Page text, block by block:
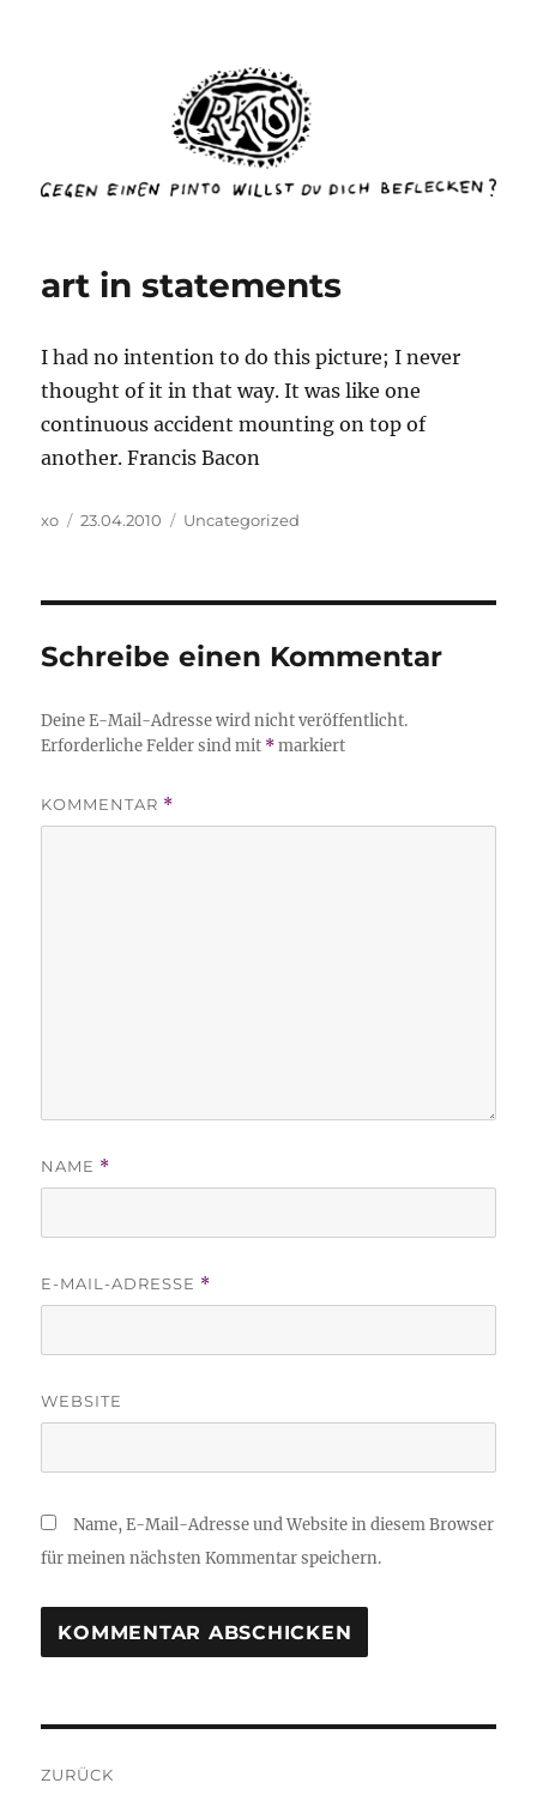
rottenkinckschow
art in statements
I had no intention to do this picture; I never
thought of it in that way. It was like one
continuous accident mounting on top of
another. Francis Bacon
Autor
xo
Veröffentlicht
23.04.2010 Kategorien
Uncategorized
Schreibe einen Kommentar
Deine E-Mail-Adresse wird nicht veröffentlicht.
Erforderliche Felder sind mit *markiert
KOMMENTAR *
NAME *
E-MAIL-ADRESSE *
WEBSITE
Name, E-Mail-Adresse und Website in diesem Browser
für meinen nächsten Kommentar speichern.
ZURÜCK